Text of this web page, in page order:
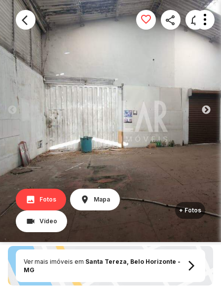
Fotos Mapa
Vídeo
+ Fotos
Ver mais imóveis em Santa Tereza, Belo Horizonte -
MG